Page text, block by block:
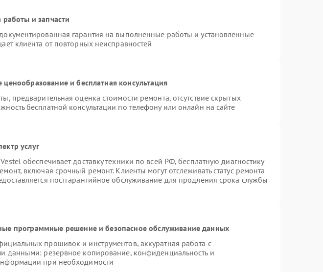
работы и запчасти
гарантия на выполненные работы и установленные
клиента от повторных неисправностей
ценообразование и бесплатная консультация
предварительная оценка стоимости ремонта, отсутствие скрытых
бесплатной консультации по телефону или онлайн на сайте
услуг
обеспечивает доставку техники по всей РФ, бесплатную диагностику
включая срочный ремонт. Клиенты могут отслеживать статус ремонта
постгарантийное обслуживание для продления срока службы
программные решение и безопасное обслуживание данных
прошивок и инструментов, аккуратная работа с
данными: резервное копирование, конфиденциальность и
при необходимости